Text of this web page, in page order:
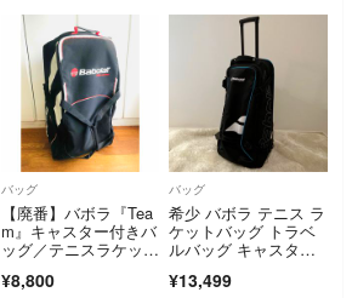
バッグ
【廃番】バボラ『Tea
m』キャスター付きバ
ッグ／テニスラケット
¥8,800
バッグ
希少 バボラ テニス ラ
ケットバッグ トラベ
ルバッグ キャスター
¥13,499